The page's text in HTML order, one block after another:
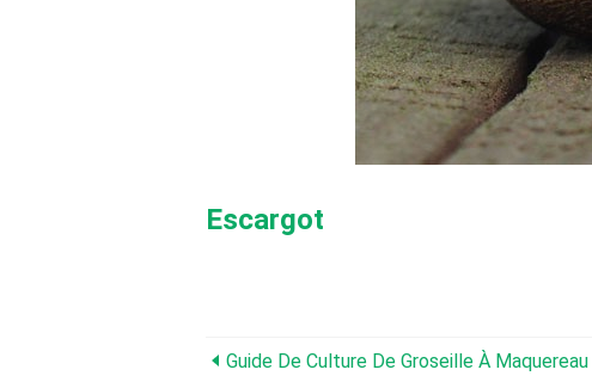
Escargot
Guide De Culture De Groseille À Maquereau